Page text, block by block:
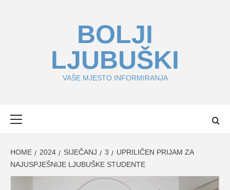
BOLJI
LJUBUŠKI
VAŠE MJESTO INFORMIRANJA
HOME 2024 SIJEČANJ 3
UPRILIČEN PRIJAM ZA
NAJUSPJEŠNIJE LJUBUŠKE STUDENTE